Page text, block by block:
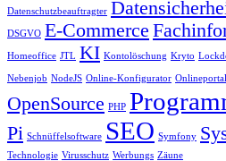
Datenschutzbeauftragter
DSGVO E-Commerce
Homeoffice JTL KI Kontolöschung Kryto
Nebenjob NodeJS Online-Konfigurator
OpenSource PHP
Pi Schnüffelsoftware SEO Symfony
Technologie Virusschutz Werbungs Zäune